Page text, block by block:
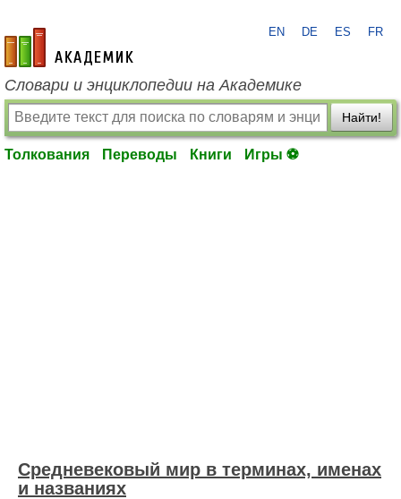
academic.ru
EN DE ES FR
Словари и энциклопедии на Академике
Найти!
Толкования Переводы Книги Игры ⚽
Средневековый мир в терминах, именах
и названиях